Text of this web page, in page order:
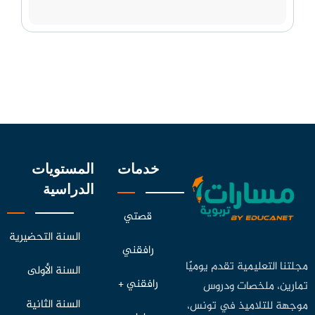
مجلتنا التعليمية تقدم يوميًا
تمارين، ملخصات ودروس
موجهة للتلاميذ في تونس،
خدمات
قصتي
رافقني
رافقني +
المستويات
الدراسية
السنة التحضيرية
السنة الأولى
السنة الثانية